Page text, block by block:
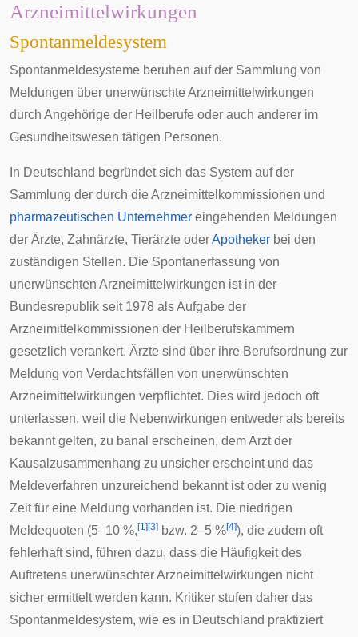
Arzneimittelwirkungen
Spontanmeldesystem
Spontanmeldesysteme beruhen auf der Sammlung von
Meldungen über unerwünschte Arzneimittelwirkungen
durch Angehörige der Heilberufe oder auch anderer im
Gesundheitswesen tätigen Personen.
In Deutschland begründet sich das System auf der
Sammlung der durch die Arzneimittelkommissionen und
pharmazeutischen Unternehmer eingehenden Meldungen
der Ärzte, Zahnärzte, Tierärzte oderApotheker bei den
zuständigen Stellen. Die Spontanerfassung von
unerwünschten Arzneimittelwirkungen ist in der
Bundesrepublik seit 1978 als Aufgabe der
Arzneimittelkommissionen der Heilberufskammern
gesetzlich verankert. Ärzte sind über ihre Berufsordnung zur
Meldung von Verdachtsfällen von unerwünschten
Arzneimittelwirkungen verpflichtet. Dies wird jedoch oft
unterlassen, weil die Nebenwirkungen entweder als bereits
bekannt gelten, zu banal erscheinen, dem Arzt der
Kausalzusammenhang zu unsicher erscheint und das
Meldeverfahren unzureichend bekannt ist oder zu wenig
Zeit für eine Meldung vorhanden ist. Die niedrigen
Meldequoten (5–10 %, [1] [3] bzw. 2–5 %[4]), die zudem oft
fehlerhaft sind, führen dazu, dass die Häufigkeit des
Auftretens unerwünschter Arzneimittelwirkungen nicht
sicher ermittelt werden kann. Kritiker stufen daher das
Spontanmeldesystem, wie es in Deutschland praktiziert